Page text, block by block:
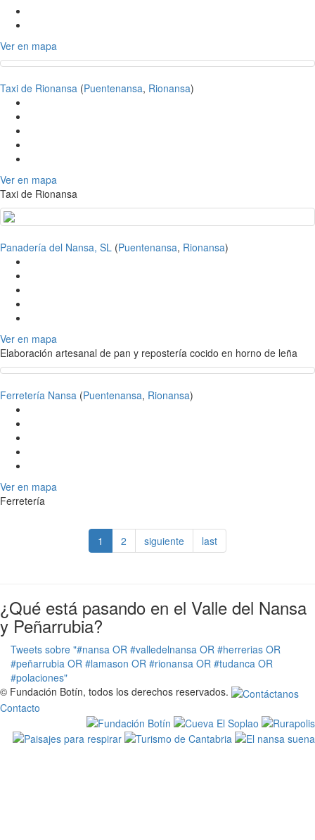
Ver en mapa
Taxi de Rionansa (Puentenansa, Rionansa)
Ver en mapa
Taxi de Rionansa
Panadería del Nansa, SL (Puentenansa, Rionansa)
Ver en mapa
Elaboración artesanal de pan y repostería cocido en horno de leña
Ferretería Nansa (Puentenansa, Rionansa)
Ver en mapa
Ferretería
1 2 siguiente last
¿Qué está pasando en el Valle del Nansa
y Peñarrubia?
Tweets sobre "#nansa OR #valledelnansa OR #herrerias OR
#peñarrubia OR #lamason OR #rionansa OR #tudanca OR
#polaciones"
© Fundación Botín, todos los derechos reservados.
Contacto